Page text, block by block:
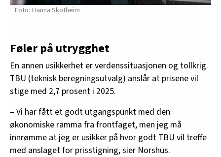
Hanna Skotheim
Føler på utrygghet
En annen usikkerhet er verdenssituasjonen og tollkrig.
TBU (teknisk beregningsutvalg) anslår at prisene vil
stige med 2,7 prosent i 2025.
– Vi har fått et godt utgangspunkt med den
økonomiske ramma fra frontfaget, men jeg må
innrømme at jeg er usikker på hvor godt TBU vil treffe
med anslaget for prisstigning, sier Norshus.